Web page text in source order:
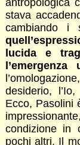
stava
cambiando i
lucida e
desiderio,
Ecco, Pasolini
condizione in
pochi altri. Il